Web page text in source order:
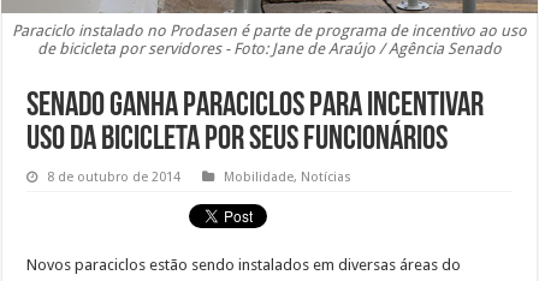
Paraciclo instalado no Prodasen é parte de programa de incentivo ao uso
de bicicleta por servidores - Foto: Jane de Araújo / Agência Senado
Senado ganha paraciclos para incentivar
uso da bicicleta por seus funcionários
8 de outubro de 2014 Mobilidade, Notícias
Novos paraciclos estão sendo instalados em diversas áreas do